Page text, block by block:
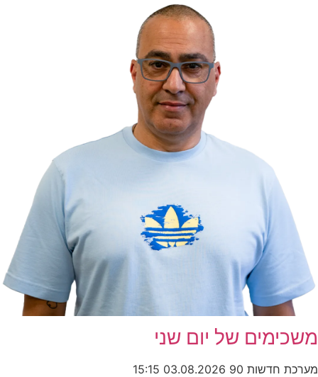
משכימים של יום שני
מערכת חדשות 90 03.08.2026
15:15